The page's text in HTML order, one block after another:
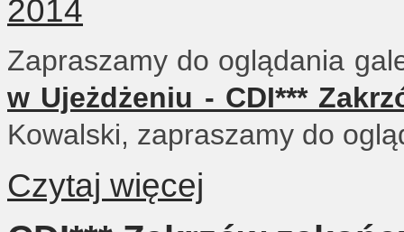
Zapraszamy do oglądania
w Ujeżdżeniu - CDI***
Kowalski, zapraszamy do
Czytaj więcej